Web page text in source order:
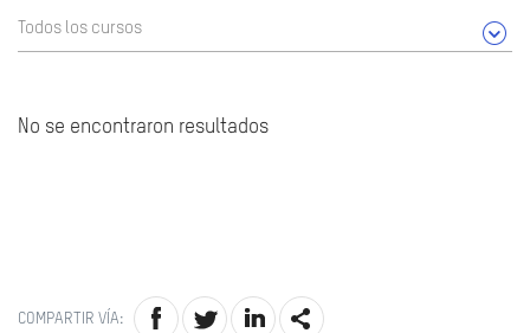
Todos los cursos
No se encontraron resultados
COMPARTIR VÍA: